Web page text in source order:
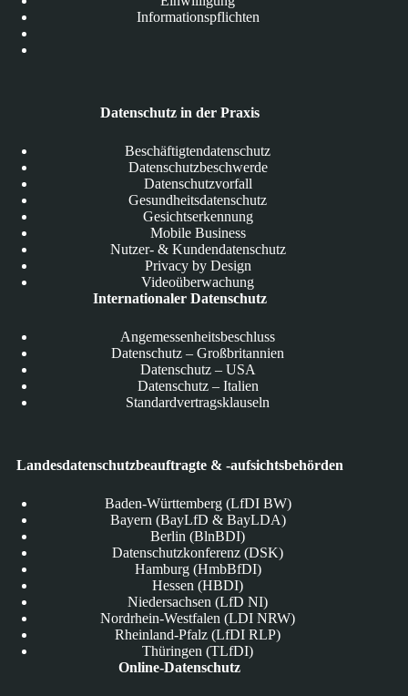
Informationspflichten
Datenschutz in der Praxis
Beschäftigtendatenschutz
Datenschutzbeschwerde
Datenschutzvorfall
Gesundheitsdatenschutz
Gesichtserkennung
Mobile Business
Nutzer- & Kundendatenschutz
Privacy by Design
Videoüberwachung
Internationaler Datenschutz
Angemessenheitsbeschluss
Datenschutz – Großbritannien
Datenschutz – USA
Datenschutz – Italien
Standardvertragsklauseln
Landesdatenschutzbeauftragte & -aufsichtsbehörden
Baden-Württemberg (LfDI BW)
Bayern (BayLfD & BayLDA)
Berlin (BlnBDI)
Datenschutzkonferenz (DSK)
Hamburg (HmbBfDI)
Hessen (HBDI)
Niedersachsen (LfD NI)
Nordrhein-Westfalen (LDI NRW)
Rheinland-Pfalz (LfDI RLP)
Thüringen (TLfDI)
Online-Datenschutz